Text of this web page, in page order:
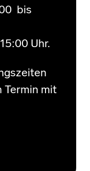
bis
Uhr.
Termin mit